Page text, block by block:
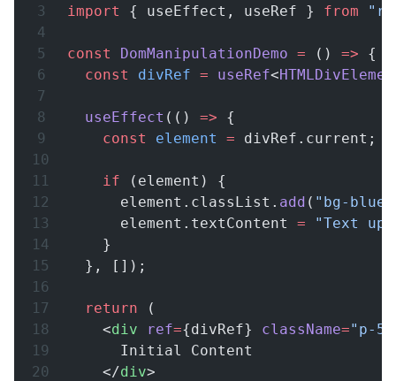
import { useEffect, useRef } from
const DomManipulationDemo = () => {
  const
divRef = useRef<
  useEffect
(() => {
    const
element = divRef.current;
    if
(element) {
      element.classList.
add ( "bg-blue-
      element.textContent
= "Text
    }
  }, []);
  return
(
    <
div ref={divRef} className="p-5
      Initial Content
    </
div>